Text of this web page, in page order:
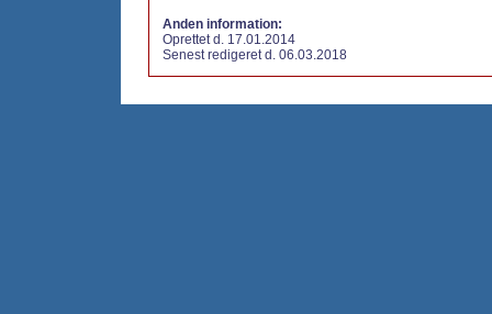
Anden information:
Oprettet d. 17.01.2014
Senest redigeret d. 06.03.2018